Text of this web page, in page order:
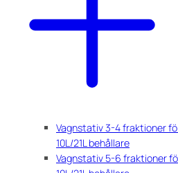
Vagnstativ 3-4 fraktioner
10L/21L behållare
Vagnstativ 5-6 fraktioner